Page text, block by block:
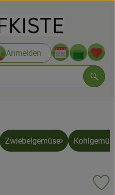
Anmelden
öffnen oder
Zwiebelgemüse